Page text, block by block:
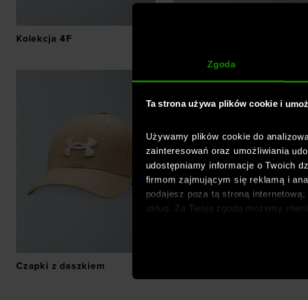
Zgoda
Ta strona używa plików cookie i
Używamy plików cookie do
zainteresowań oraz umożliwiania
udostępniamy informacje o Twoich
firmom zajmującym się reklamą i
podajesz poza tą stroną
usług. Za Twoją zgodą możemy
społecznościowych). Szczegółowe
Kolekcja 4F
Czapki z daszkiem